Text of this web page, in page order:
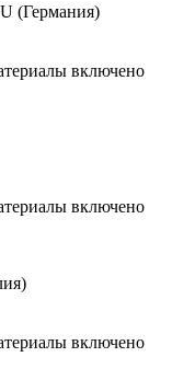
(Германия)
включено
включено
включено